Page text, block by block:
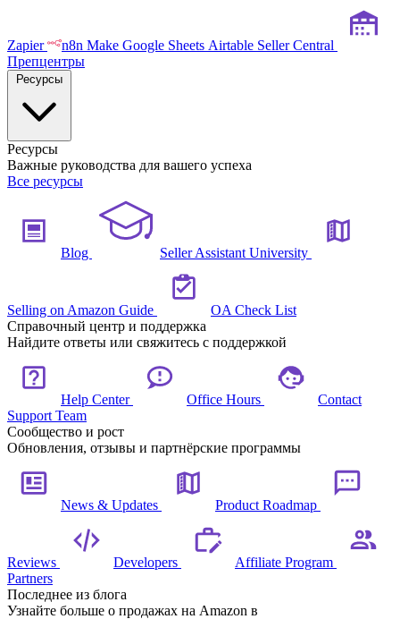
Zapier n8n Make Google Sheets Airtable Seller Central
Препцентры
Ресурсы
Важные руководства для вашего успеха
Все ресурсы
Blog Seller Assistant University
Selling on Amazon Guide
OA Check List
Справочный центр и поддержка
Найдите ответы или свяжитесь с поддержкой
Help Center Office Hours
Contact
Support Team
Сообщество и рост
Обновления, отзывы и партнёрские программы
News & Updates Product Roadmap
Reviews Developers
Affiliate Program
Partners
Последнее из блога
Узнайте больше о продажах на Amazon в